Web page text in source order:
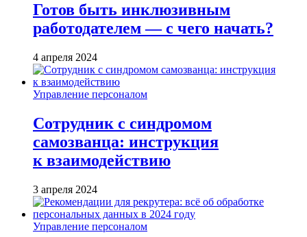
Готов быть инклюзивным
работодателем — с чего начать?
4 апреля 2024
Управление персоналом
Сотрудник с синдромом
самозванца: инструкция
к взаимодействию
3 апреля 2024
Управление персоналом